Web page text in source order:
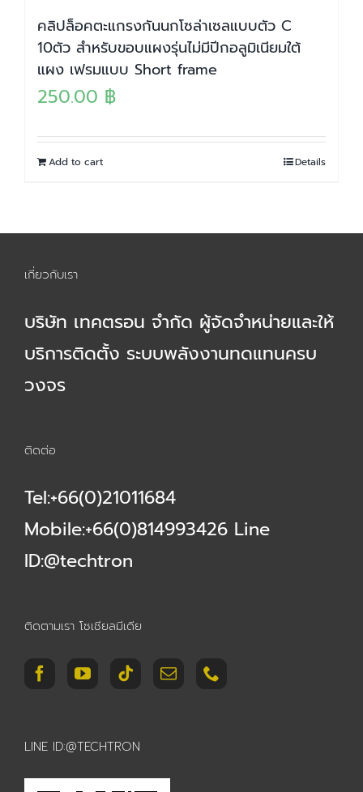
คลิปล็อคตะแกรงกันนกโซล่าเซลแบบตัว C
10ตัว สำหรับขอบแผงรุ่นไม่มีปีกอลูมิเนียมใต้
แผง เฟรมแบบ Short frame
250.00 ฿
Add to cart Details
เกี่ยวกับเรา
บริษัท เทคตรอน จำกัด ผู้จัดจำหน่ายและให้
บริการติดตั้ง ระบบพลังงานทดแทนครบ
วงจร
ติดต่อ
Tel:+66(0)21011684
Mobile:+66(0)814993426 Line
ID:@techtron
ติดตามเรา โซเชียลมีเดีย
LINE ID:@TECHTRON